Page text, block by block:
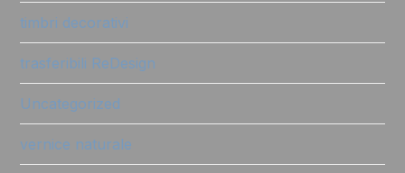
timbri decorativi
trasferibili ReDesign
Uncategorized
vernice naturale